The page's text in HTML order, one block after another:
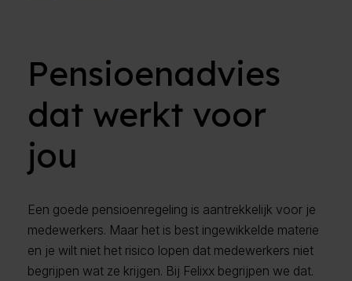
Pensioenadvies
dat werkt voor
jou
Een goede pensioenregeling is aantrekkelijk voor je
medewerkers. Maar het is best ingewikkelde materie
en je wilt niet het risico lopen dat medewerkers niet
begrijpen wat ze krijgen. Bij Felixx begrijpen we dat.